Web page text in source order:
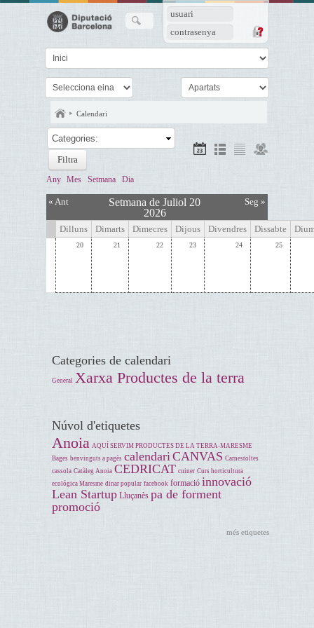
usuari
contrasenya
Calendari
Categories:
Any Mes Setmana Dia
« Ant
Setmana de Juliol 20
2026
Seg »
Dilluns Dimarts Dimecres Dijous Divendres Dissabte
20 21 22 23 24 25
Categories de calendari
General Xarxa Productes de la terra
Núvol d'etiquetes
Anoia AQUÍ SERVIM PRODUCTES DE LA TERRA-MARESME
Bages benvinguts a pagès calendariCANVAS Carnestoltes
cassola Catàleg Anoia CEDRICAT cuiner Curs horticultura
ecológica Maresme dinar popular facebook formació innovació
Lean Startup Lluçanès pa de forment
promoció
més etiquetes